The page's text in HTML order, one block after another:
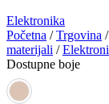
Elektronika
Početna /Trgovina /
materijali /
Dostupne boje